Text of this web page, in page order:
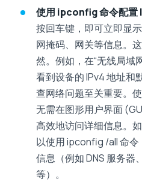
使用 ipconfig 命令配置
按回车键，即可立即显
网掩码、网关等信息。
然。例如，在“无线局域
看到设备的 IPv4 地址和
查网络问题至关重要。
无需在图形用户界面
高效地访问详细信息。
以使用 ipconfig /all 命
信息（例如 DNS 服务器
等）。